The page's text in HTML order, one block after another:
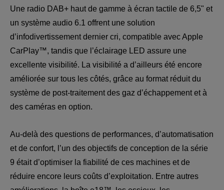
Une radio DAB+ haut de gamme à écran tactile de 6,5" et
un système audio 6.1 offrent une solution
d’infodivertissement dernier cri, compatible avec Apple
CarPlay™, tandis que l’éclairage LED assure une
excellente visibilité. La visibilité a d’ailleurs été encore
améliorée sur tous les côtés, grâce au format réduit du
système de post-traitement des gaz d’échappement et à
des caméras en option.
Au-delà des questions de performances, d’automatisation
et de confort, l’un des objectifs de conception de la série
9 était d’optimiser la fiabilité de ces machines et de
réduire encore leurs coûts d’exploitation. Entre autres